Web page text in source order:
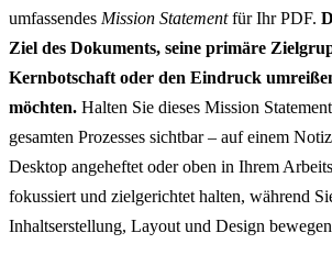
umfassendes Mission Statementfür Ihr PDF.
Ziel des Dokuments, seine primäre
Kernbotschaft oder den Eindruck
möchten. Halten Sie dieses Mission
gesamten Prozesses sichtbar – auf einem
Desktop angeheftet oder oben in Ihrem
fokussiert und zielgerichtet halten, während
Inhaltserstellung, Layout und Design